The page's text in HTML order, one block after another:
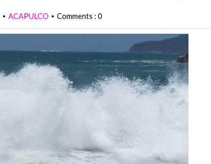
• ACAPULCO • Comments : 0